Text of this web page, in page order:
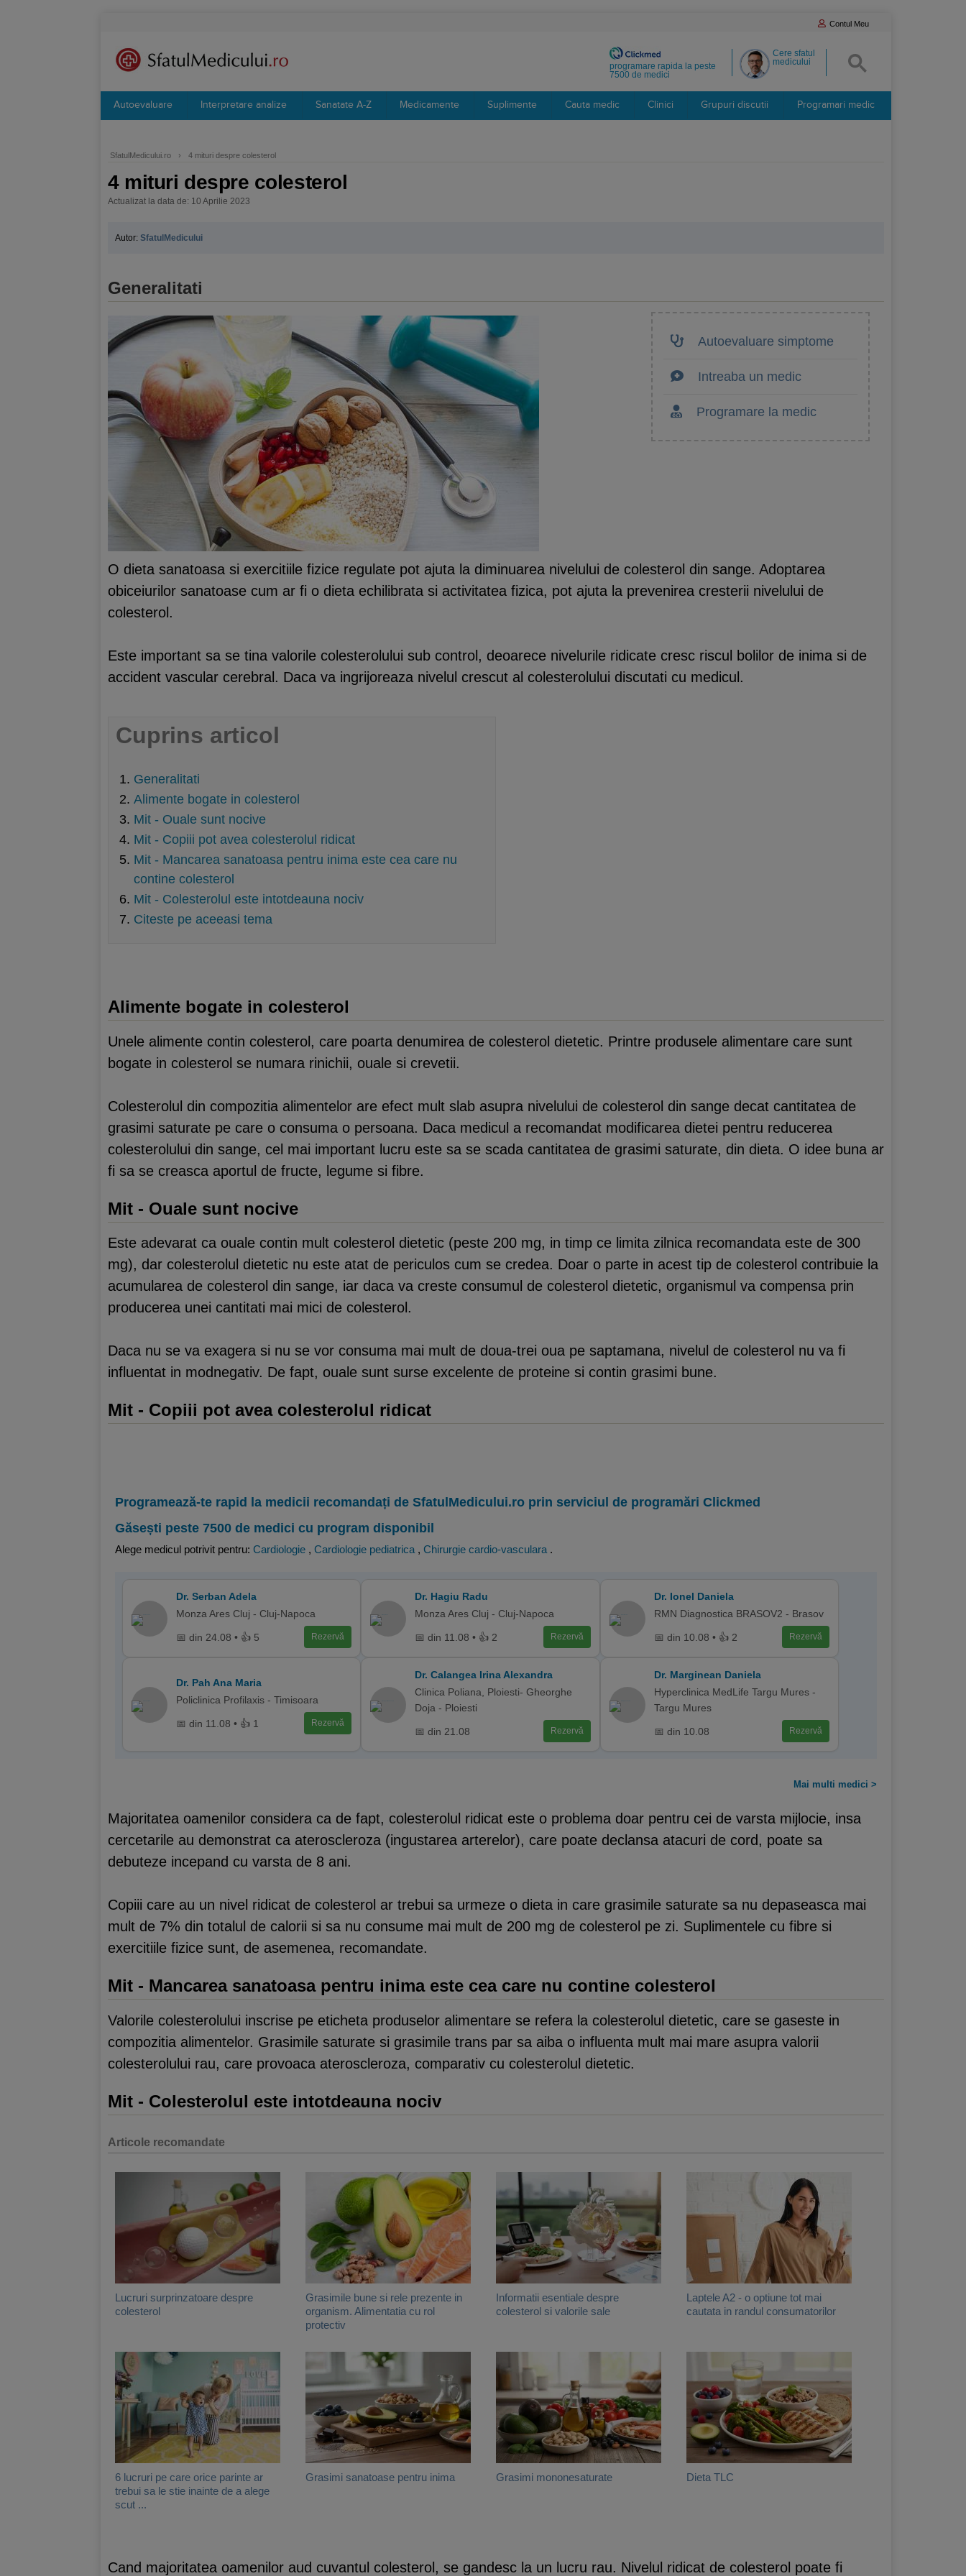
Contul Meu
Cere sfatul
medicului
programare rapida la peste
7500 de medici
Autoevaluare Interpretare analize Sanatate A-Z Medicamente Suplimente Cauta medic Clinici Grupuri discutii Programari medic
SfatulMedicului.ro › 4 mituri despre colesterol
4 mituri despre colesterol
Actualizat la data de: 10 Aprilie 2023
Autor: SfatulMedicului
Generalitati
Autoevaluare simptome
Intreaba un medic
Programare la medic
O dieta sanatoasa si exercitiile fizice regulate pot ajuta la diminuarea nivelului de colesterol din sange. Adoptarea
obiceiurilor sanatoase cum ar fi o dieta echilibrata si activitatea fizica, pot ajuta la prevenirea cresterii nivelului de
colesterol.
Este important sa se tina valorile colesterolului sub control, deoarece nivelurile ridicate cresc riscul bolilor de inima si de
accident vascular cerebral. Daca va ingrijoreaza nivelul crescut al colesterolului discutati cu medicul.
Cuprins articol
Generalitati
Alimente bogate in colesterol
Mit - Ouale sunt nocive
Mit - Copiii pot avea colesterolul ridicat
Mit - Mancarea sanatoasa pentru inima este cea care nu
contine colesterol
Mit - Colesterolul este intotdeauna nociv
Citeste pe aceeasi tema
Alimente bogate in colesterol
Unele alimente contin colesterol, care poarta denumirea de colesterol dietetic. Printre produsele alimentare care sunt
bogate in colesterol se numara rinichii, ouale si crevetii.
Colesterolul din compozitia alimentelor are efect mult slab asupra nivelului de colesterol din sange decat cantitatea de
grasimi saturate pe care o consuma o persoana. Daca medicul a recomandat modificarea dietei pentru reducerea
colesterolului din sange, cel mai important lucru este sa se scada cantitatea de grasimi saturate, din dieta. O idee buna ar
fi sa se creasca aportul de fructe, legume si fibre.
Mit - Ouale sunt nocive
Este adevarat ca ouale contin mult colesterol dietetic (peste 200 mg, in timp ce limita zilnica recomandata este de 300
mg), dar colesterolul dietetic nu este atat de periculos cum se credea. Doar o parte in acest tip de colesterol contribuie la
acumularea de colesterol din sange, iar daca va creste consumul de colesterol dietetic, organismul va compensa prin
producerea unei cantitati mai mici de colesterol.
Daca nu se va exagera si nu se vor consuma mai mult de doua-trei oua pe saptamana, nivelul de colesterol nu va fi
influentat in modnegativ. De fapt, ouale sunt surse excelente de proteine si contin grasimi bune.
Mit - Copiii pot avea colesterolul ridicat
Programează-te rapid la medicii recomandați de SfatulMedicului.ro prin serviciul de programări Clickmed
Găsești peste 7500 de medici cu program disponibil
Alege medicul potrivit pentru: Cardiologie , Cardiologie pediatrica , Chirurgie cardio-vasculara .
Dr. Serban Adela
Monza Ares Cluj - Cluj-Napoca
📅 din 24.08 • 👍 5 Rezervă
Dr. Hagiu Radu
Monza Ares Cluj - Cluj-Napoca
📅 din 11.08 • 👍 2 Rezervă
Dr. Ionel Daniela
RMN Diagnostica BRASOV2 - Brasov
📅 din 10.08 • 👍 2 Rezervă
Dr. Pah Ana Maria
Policlinica Profilaxis - Timisoara
📅 din 11.08 • 👍 1 Rezervă
Dr. Calangea Irina Alexandra
Clinica Poliana, Ploiesti- Gheorghe
Doja - Ploiesti
📅 din 21.08 Rezervă
Dr. Marginean Daniela
Hyperclinica MedLife Targu Mures -
Targu Mures
📅 din 10.08 Rezervă
Mai multi medici >
Majoritatea oamenilor considera ca de fapt, colesterolul ridicat este o problema doar pentru cei de varsta mijlocie, insa
cercetarile au demonstrat ca ateroscleroza (ingustarea arterelor), care poate declansa atacuri de cord, poate sa
debuteze incepand cu varsta de 8 ani.
Copiii care au un nivel ridicat de colesterol ar trebui sa urmeze o dieta in care grasimile saturate sa nu depaseasca mai
mult de 7% din totalul de calorii si sa nu consume mai mult de 200 mg de colesterol pe zi. Suplimentele cu fibre si
exercitiile fizice sunt, de asemenea, recomandate.
Mit - Mancarea sanatoasa pentru inima este cea care nu contine colesterol
Valorile colesterolului inscrise pe eticheta produselor alimentare se refera la colesterolul dietetic, care se gaseste in
compozitia alimentelor. Grasimile saturate si grasimile trans par sa aiba o influenta mult mai mare asupra valorii
colesterolului rau, care provoaca ateroscleroza, comparativ cu colesterolul dietetic.
Mit - Colesterolul este intotdeauna nociv
Articole recomandate
Lucruri surprinzatoare despre
colesterol
Grasimile bune si rele prezente in
organism. Alimentatia cu rol
protectiv
Informatii esentiale despre
colesterol si valorile sale
Laptele A2 - o optiune tot mai
cautata in randul consumatorilor
6 lucruri pe care orice parinte ar
trebui sa le stie inainte de a alege
scut ...
Grasimi sanatoase pentru inima Grasimi mononesaturate Dieta TLC
Cand majoritatea oamenilor aud cuvantul colesterol, se gandesc la un lucru rau. Nivelul ridicat de colesterol poate fi